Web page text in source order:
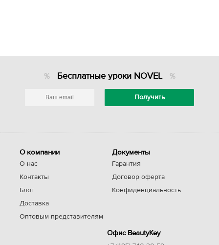
Бесплатные уроки NOVEL
О компании
О нас
Контакты
Блог
Доставка
Оптовым представителям
Документы
Гарантия
Договор оферта
Конфиденциальность
Офис BeautyKey